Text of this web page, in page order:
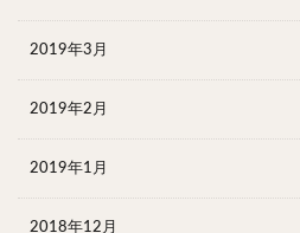
2019年3月
2019年2月
2019年1月
2018年12月